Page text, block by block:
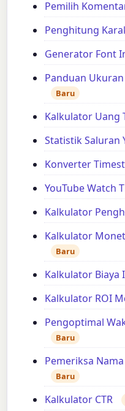
Pemilih
Penghitung
Generator Font
Panduan
Baru
Kalkulator Uang
Statistik Saluran
Konverter
YouTube Watch
Kalkulator
Kalkulator
Baru
Kalkulator Biaya
Kalkulator ROI
Pengoptimal
Baru
Pemeriksa
Baru
Kalkulator CTR